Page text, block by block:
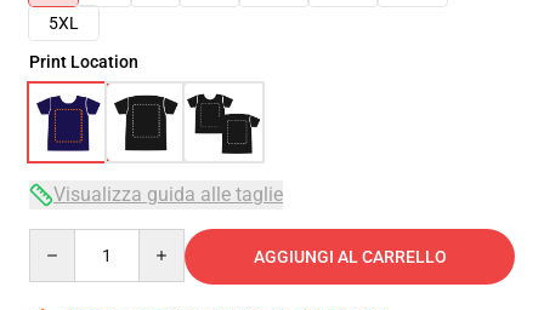
5XL
Print Location
Visualizza guida alle taglie
AGGIUNGI AL CARRELLO